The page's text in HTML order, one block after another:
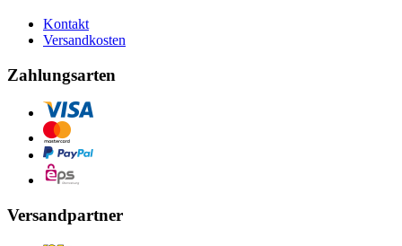
Kontakt
Versandkosten
Zahlungsarten
Versandpartner